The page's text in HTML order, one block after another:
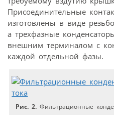
Присоединительные
изготовлены в виде
а трехфазные
внешним терминалом с
каждой отдельной фазы.
Рис. 2. Фильтрационные